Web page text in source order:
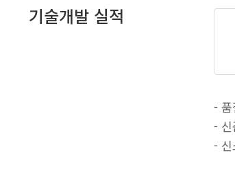
기술개발 실적
- 품
-
- 신